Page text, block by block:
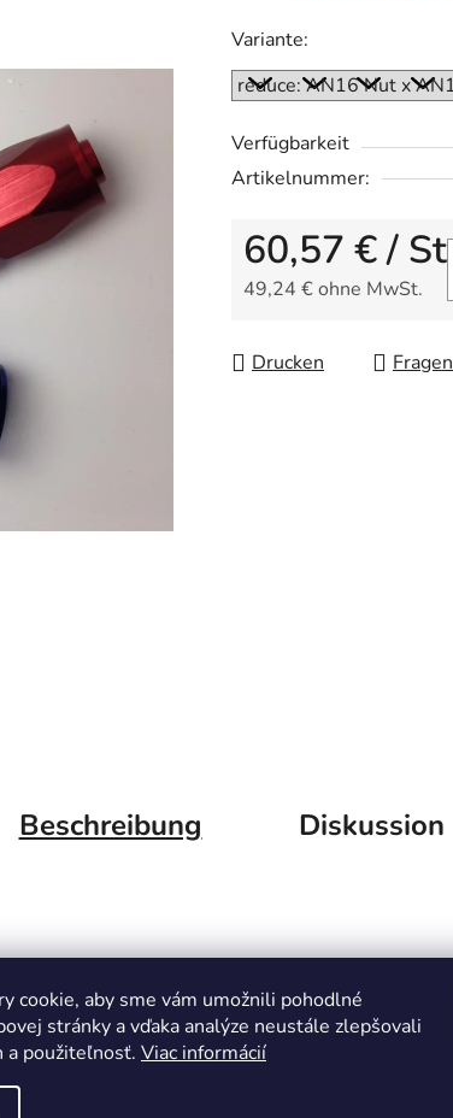
cookie, aby sme vám umožnili pohodlné
stránky a vďaka analýze neustále zlepšovali
a použiteľnosť. Viac informácií
ist
0,0
von
5
Sternen.
Variante:
Verfügbarkeit
Artikelnummer:
60,57 €/ St
49,24 € ohne MwSt.
Drucken Fragen
Beschreibung Diskussion